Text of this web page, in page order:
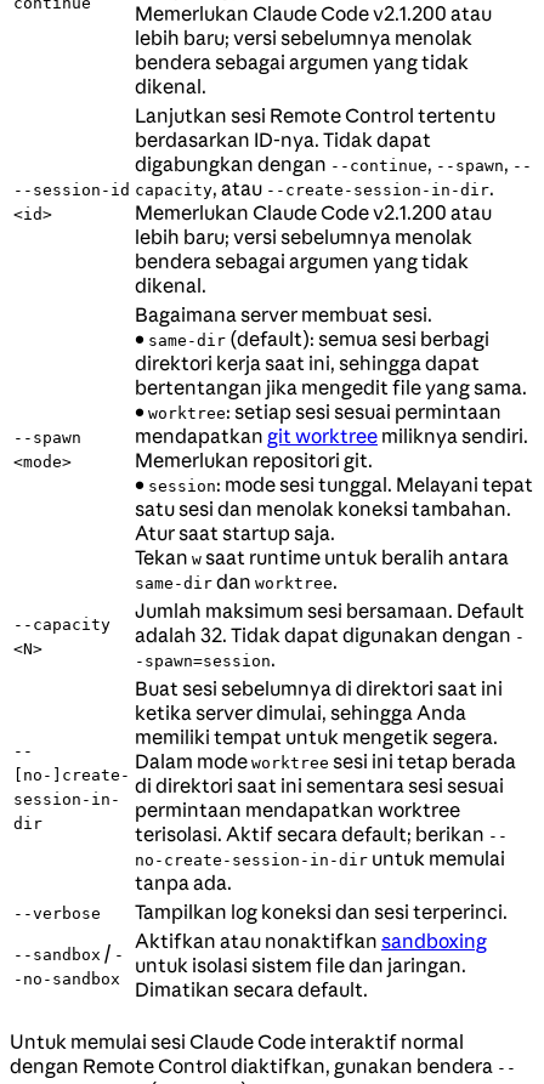
Memerlukan Claude Code v2.1.200 atau
lebih baru; versi sebelumnya menolak
bendera sebagai argumen yang tidak
dikenal.
--session-id
<id>
Lanjutkan sesi Remote Control tertentu
berdasarkan ID-nya. Tidak dapat
digabungkan dengan --continue, --spawn, --
capacity, atau --create-session-in-dir.
Memerlukan Claude Code v2.1.200 atau
lebih baru; versi sebelumnya menolak
bendera sebagai argumen yang tidak
dikenal.
--spawn
<mode>
Bagaimana server membuat sesi.
• same-dir (default): semua sesi berbagi
direktori kerja saat ini, sehingga dapat
bertentangan jika mengedit file yang sama.
• worktree: setiap sesi sesuai permintaan
mendapatkan git worktree miliknya sendiri.
Memerlukan repositori git.
• session: mode sesi tunggal. Melayani tepat
satu sesi dan menolak koneksi tambahan.
Atur saat startup saja.
Tekan w saat runtime untuk beralih antara
same-dir dan worktree.
--capacity
<N>
Jumlah maksimum sesi bersamaan. Default
adalah 32. Tidak dapat digunakan dengan -
-spawn=session.
--
[no-]create-
session-in-
dir
Buat sesi sebelumnya di direktori saat ini
ketika server dimulai, sehingga Anda
memiliki tempat untuk mengetik segera.
Dalam mode worktree sesi ini tetap berada
di direktori saat ini sementara sesi sesuai
permintaan mendapatkan worktree
terisolasi. Aktif secara default; berikan --
no-create-session-in-dir untuk memulai
tanpa ada.
--verbose Tampilkan log koneksi dan sesi terperinci.
--sandbox / -
-no-sandbox
Aktifkan atau nonaktifkan sandboxing
untuk isolasi sistem file dan jaringan.
Dimatikan secara default.
Untuk memulai sesi Claude Code interaktif normal
dengan Remote Control diaktifkan, gunakan bendera --